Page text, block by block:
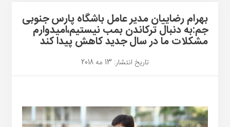
بهرام رضاییان مدیر عامل باشگاه پارس جنوبی
جم:به دنبال ترکاندن بمب نیستیم،امیدوارم
مشکلات ما در سال جدید کاهش پیدا کند
تاریخ انتشار: 13 مه 2018